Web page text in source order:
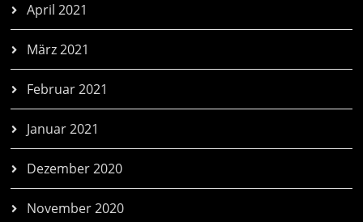
April 2021
März 2021
Februar 2021
Januar 2021
Dezember 2020
November 2020